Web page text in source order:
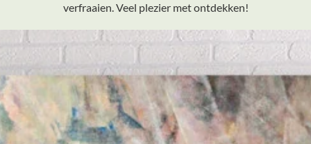
verfraaien. Veel plezier met ontdekken!